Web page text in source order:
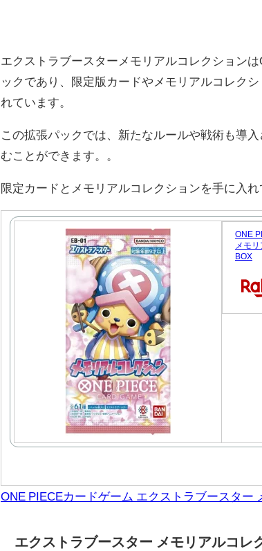
エクストラブースターメモリアルコレクション
ックであり、限定版カードやメモリアルコレク
れています。
この拡張パックでは、新たなルールや戦術も導
むことができます。。
限定カードとメモリアルコレクションを手に入
ONE
メモ
BOX
ONE PIECEカードゲーム エクストラブースター
エクストラブースター メモリアルコレ